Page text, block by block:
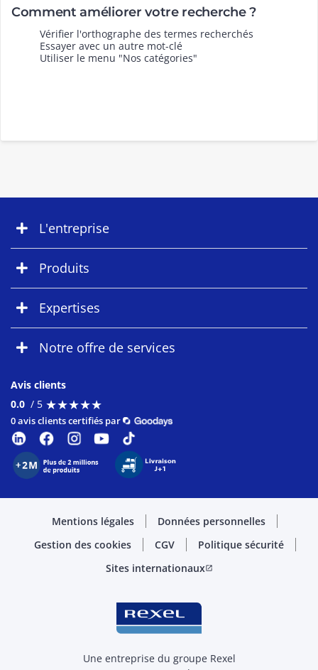
Comment améliorer votre recherche ?
Vérifier l'orthographe des termes recherchés
Essayer avec un autre mot-clé
Utiliser le menu "Nos catégories"
L'entreprise
Produits
Expertises
Notre offre de services
Avis clients
0.0 / 5 ★★★★★
★★★★★
0 avis clients certifiés par
Mentions légales
Données personnelles
Gestion des cookies
CGV
Politique sécurité
Sites internationauxopen_in_new
Une entreprise du groupe Rexel